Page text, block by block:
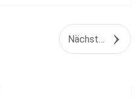
Nächstes Objekt